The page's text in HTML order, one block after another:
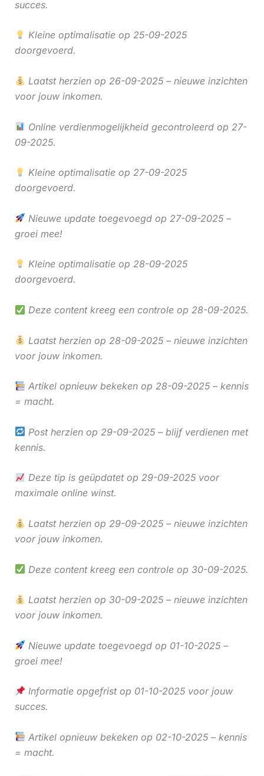
succes.
Kleine optimalisatie op 25-09-2025
doorgevoerd.
Laatst herzien op 26-09-2025 – nieuwe inzichten
voor jouw inkomen.
Online verdienmogelijkheid gecontroleerd op 27-
09-2025.
Kleine optimalisatie op 27-09-2025
doorgevoerd.
Nieuwe update toegevoegd op 27-09-2025 –
groei mee!
Kleine optimalisatie op 28-09-2025
doorgevoerd.
Deze content kreeg een controle op 28-09-2025.
Laatst herzien op 28-09-2025 – nieuwe inzichten
voor jouw inkomen.
Artikel opnieuw bekeken op 28-09-2025 – kennis
= macht.
Post herzien op 29-09-2025 – blijf verdienen met
kennis.
Deze tip is geüpdatet op 29-09-2025 voor
maximale online winst.
Laatst herzien op 29-09-2025 – nieuwe inzichten
voor jouw inkomen.
Deze content kreeg een controle op 30-09-2025.
Laatst herzien op 30-09-2025 – nieuwe inzichten
voor jouw inkomen.
Nieuwe update toegevoegd op 01-10-2025 –
groei mee!
Informatie opgefrist op 01-10-2025 voor jouw
succes.
Artikel opnieuw bekeken op 02-10-2025 – kennis
= macht.